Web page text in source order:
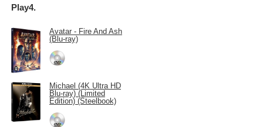
Play4.
Avatar - Fire And Ash
(Blu-ray)
Michael (4K Ultra HD
Blu-ray) (Limited
Edition) (Steelbook)